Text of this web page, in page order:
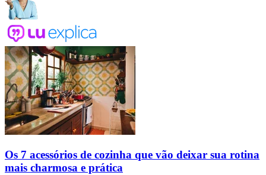
Os 7 acessórios de cozinha que vão deixar sua rotina
mais charmosa e prática